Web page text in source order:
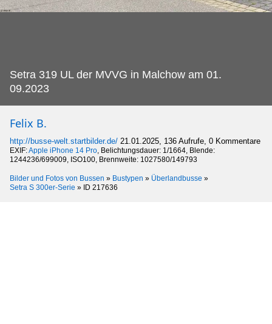
Setra 319 UL der MVVG in Malchow am 01.
09.2023
Felix B.
http://busse-welt.startbilder.de/ 21.01.2025, 136 Aufrufe, 0 Kommentare
EXIF:Apple iPhone 14 Pro, Belichtungsdauer: 1/1664, Blende:
1244236/699009, ISO100, Brennweite: 1027580/149793
Bilder und Fotos von Bussen » Bustypen » Überlandbusse »
Setra S 300er-Serie » ID 217636